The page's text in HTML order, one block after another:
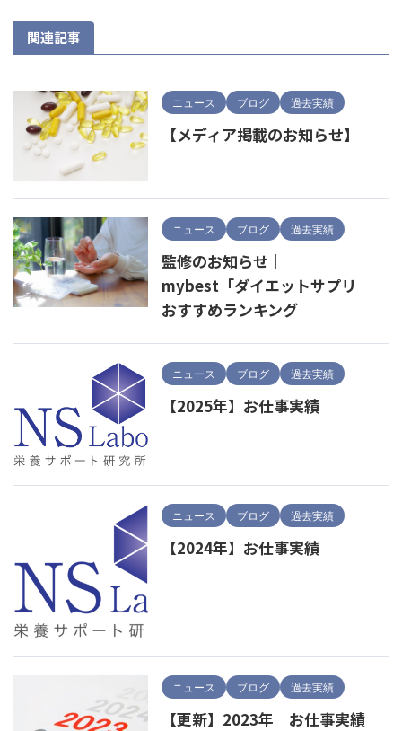
関連記事
ニュース ブログ 過去実績
【メディア掲載のお知らせ】
ニュース ブログ 過去実績
監修のお知らせ｜
mybest「ダイエットサプリ
おすすめランキング
ニュース ブログ 過去実績
【2025年】お仕事実績
ニュース ブログ 過去実績
【2024年】お仕事実績
ニュース ブログ 過去実績
【更新】2023年 お仕事実績